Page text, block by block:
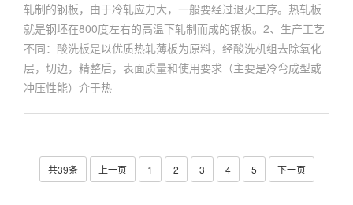
轧制的钢板，由于冷轧应力大，一般要经过退火工序。热轧板
就是钢坯在800度左右的高温下轧制而成的钢板。2、生产工艺
不同：酸洗板是以优质热轧薄板为原料，经酸洗机组去除氧化
层，切边，精整后，表面质量和使用要求（主要是冷弯成型或
冲压性能）介于热
共39条 上一页 1 2 3 4 5 下一页